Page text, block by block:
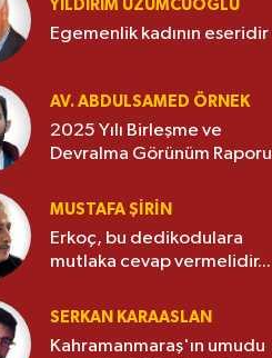
YILDIRIM ÜZÜMCÜOĞLU
Egemenlik kadının eseridir
AV. ABDULSAMED ÖRNEK
2025 Yılı Birleşme ve
Devralma Görünüm Raporu
MUSTAFA ŞİRİN
Erkoç, bu dedikodulara
mutlaka cevap vermelidir...
SERKAN KARAASLAN
Kahramanmaraş'ın umudu